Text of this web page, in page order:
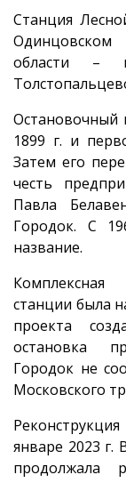
Станция
области –
Остановочный
1899 г. и
Затем его
честь
Павла
Городок. С
название.
Комплексная
станции была
проекта
остановка
Городок не
Московского
январе 2023 г.
продолжала